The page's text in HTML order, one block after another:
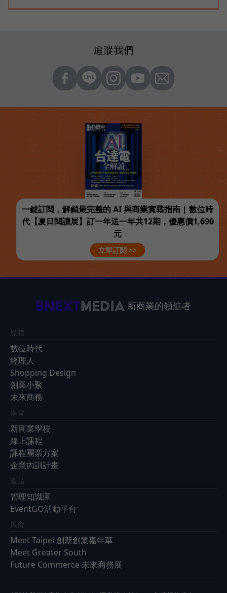
追蹤我們
一鍵訂閱，解鎖最完整的 AI 與商業實戰指南 | 數位時
代【夏日閱讀展】訂一年送一年共12期，優惠價1,690
元
立即訂閱 >>
新商業的領航者
媒體
數位時代
經理人
Shopping Design
創業小聚
未來商務
學習
新商業學校
線上課程
課程團票方案
企業內訓計畫
產品
管理知識庫
EventGO活動平台
展會
Meet Taipei 創新創業嘉年華
Meet Greater South
Future Commerce 未來商務展